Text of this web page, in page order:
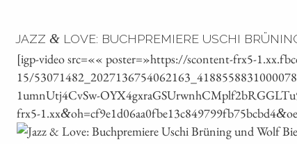
JAZZ & LOVE: BUCHPREMIERE USCHI
[igp-video src=«« poster=»https://scontent-
15/
1umnUtj4CvSw-
frx5‑1.xx&oh=cf9e1d06aa0fbe13c849799fb75bcbd4&